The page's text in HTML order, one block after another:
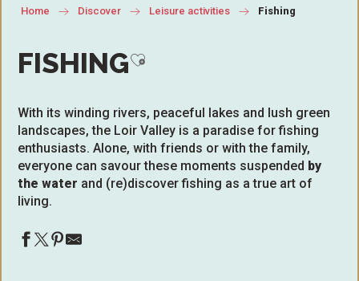
Home Discover Leisure activities Fishing
FISHINGAjouter aux favoris
With its winding rivers, peaceful lakes and lush green
landscapes, the Loir Valley is a paradise for fishing
enthusiasts. Alone, with friends or with the family,
everyone can savour these moments suspended by
the water and (re)discover fishing as a true art of
living.